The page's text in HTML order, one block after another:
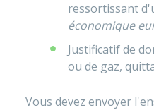
ressortissant
économique
Justificatif de
ou de gaz,
Vous devez envoyer